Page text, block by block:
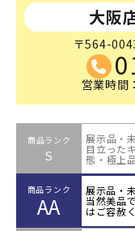
大阪
〒564-
営業時
商品ランク
S
展示品・
目立った
態・極上
商品ランク
AA
展示品・
当然美品
はご容赦